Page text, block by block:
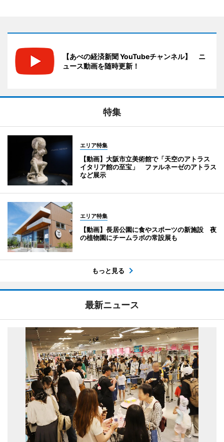
【あべの経済新聞 YouTubeチャンネル】 ニ
ュース動画を随時更新！
特集
エリア特集
【動画】大阪市立美術館で「天空のアトラス
イタリア館の至宝」 ファルネーゼのアトラス
など展示
エリア特集
【動画】長居公園に食やスポーツの新施設 夜
の植物園にチームラボの常設展も
もっと見る
最新ニュース